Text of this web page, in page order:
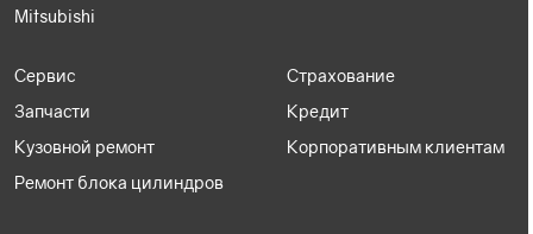
Mitsubishi
Сервис
Запчасти
Кузовной ремонт
Ремонт блока цилиндров
Страхование
Кредит
Корпоративным клиентам